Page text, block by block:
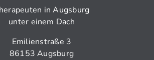
in Augsburg
unter einem Dach
Emilienstraße 3
86153 Augsburg